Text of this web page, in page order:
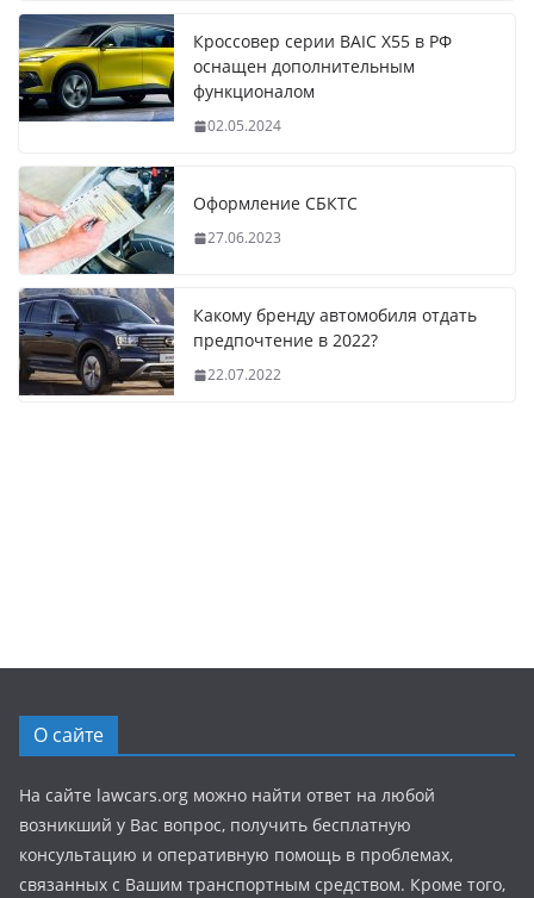
Кроссовер серии BAIC X55 в РФ
оснащен дополнительным
функционалом
02.05.2024
Оформление СБКТС
27.06.2023
Какому бренду автомобиля отдать
предпочтение в 2022?
22.07.2022
О сайте
На сайте lawcars.org можно найти ответ на любой
возникший у Вас вопрос, получить бесплатную
консультацию и оперативную помощь в проблемах,
связанных с Вашим транспортным средством. Кроме того,